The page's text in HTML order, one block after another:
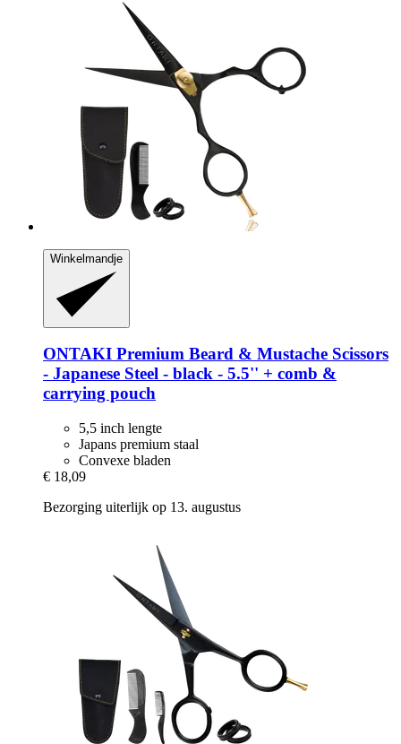
Winkelmandje
ONTAKI Premium Beard & Mustache Scissors
-​ Japanese Steel -​ black -​ 5.5'' + comb &
carrying pouch
5,5 inch lengte
Japans premium staal
Convexe bladen
€ 18,09
Bezorging uiterlijk op 13. augustus